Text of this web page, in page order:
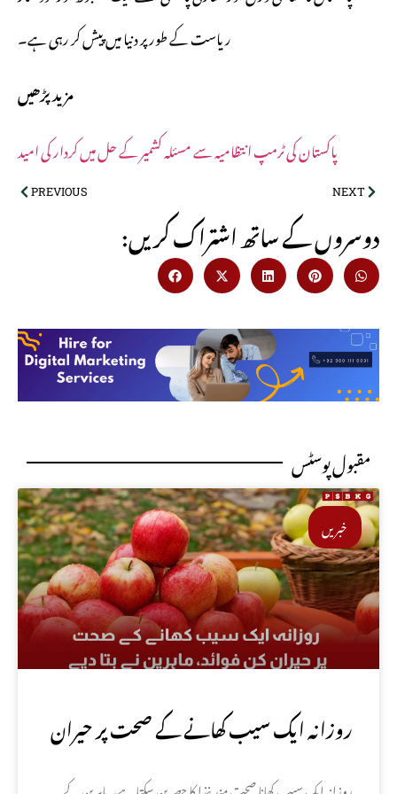
ریاست کے طور پر دنیا میں پیش کر رہی ہے۔
مزید پڑھیں
پاکستان کی ٹرمپ انتظامیہ سے مسئلہ کشمیر کے حل میں کردار کی امید
PREVIOUS NEXT
:دوسروں کے ساتھ اشتراک کریں
مقبول پوسٹس
خبریں
روزانہ ایک سیب کھانے کے صحت پر حیران
کن فوائد، ماہرین نے بتا دیے